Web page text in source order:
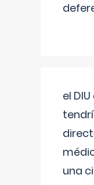
el
una